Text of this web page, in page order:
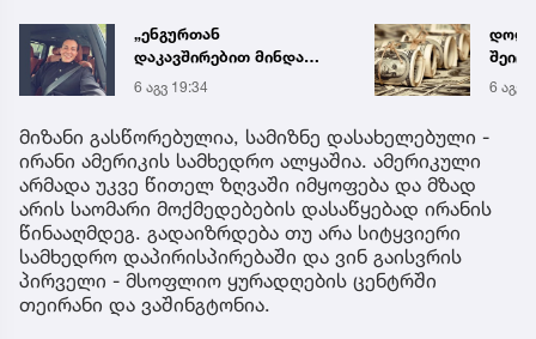
„ენგურთან
დაკავშირებით მინდა
ვთქვა...“ - გოგა მანიას
უახლესი
წინასწარმეტყველება
6 აგვ 19:34 6 აგვ
მიზანი გასწორებულია, სამიზნე დასახელებული -
ირანი ამერიკის სამხედრო ალყაშია. ამერიკული
არმადა უკვე წითელ ზღვაში იმყოფება და მზად
არის საომარი მოქმედებების დასაწყებად ირანის
წინააღმდეგ. გადაიზრდება თუ არა სიტყვიერი
სამხედრო დაპირისპირებაში და ვინ გაისვრის
პირველი - მსოფლიო ყურადღების ცენტრში
თეირანი და ვაშინგტონია.